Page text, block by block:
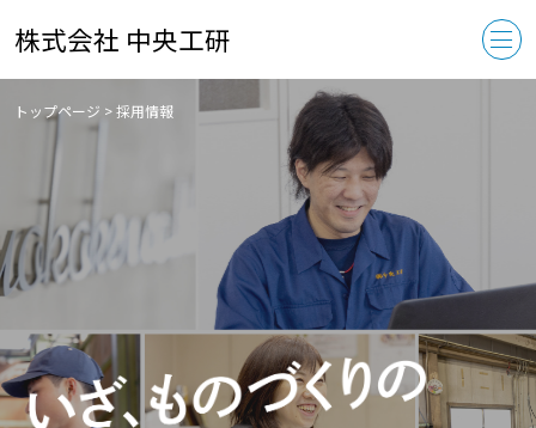
株式会社 中央工研
トップページ >採用情報